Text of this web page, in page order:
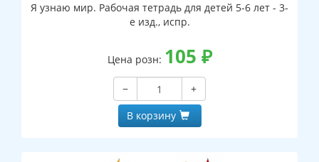
Я узнаю мир. Рабочая тетрадь для детей 5-6 лет - 3-
е изд., испр.
Цена розн: 105 ₽
−
+
В корзину